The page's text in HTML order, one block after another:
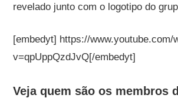
revelado junto com o logotipo do
[embedyt] https://www.youtube.com/
v=qpUppQzdJvQ[/embedyt]
Veja quem são os membros